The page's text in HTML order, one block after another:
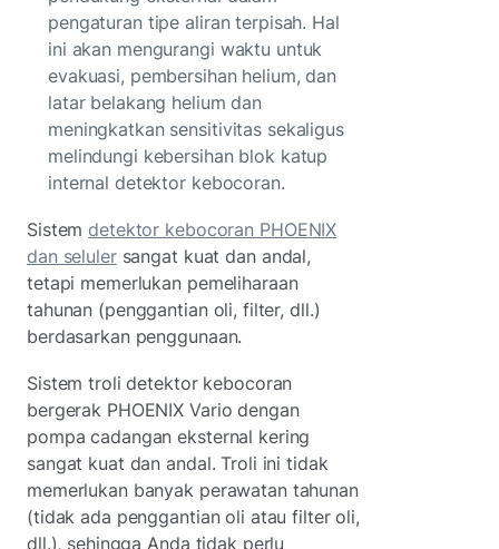
pengaturan tipe aliran terpisah. Hal
ini akan mengurangi waktu untuk
evakuasi, pembersihan helium, dan
latar belakang helium dan
meningkatkan sensitivitas sekaligus
melindungi kebersihan blok katup
internal detektor kebocoran.
Sistemdetektor kebocoran PHOENIX
dan selulersangat kuat dan andal,
tetapi memerlukan pemeliharaan
tahunan (penggantian oli, filter, dll.)
berdasarkan penggunaan.
Sistem troli detektor kebocoran
bergerak PHOENIX Vario dengan
pompa cadangan eksternal kering
sangat kuat dan andal. Troli ini tidak
memerlukan banyak perawatan tahunan
(tidak ada penggantian oli atau filter oli,
dll.), sehingga Anda tidak perlu